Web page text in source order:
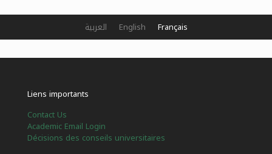
Liens importants
Contact Us
Academic Email Login
Décisions des conseils universitaires
العربية English Français